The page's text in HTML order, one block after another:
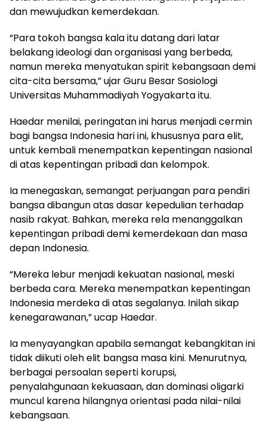
dan mewujudkan kemerdekaan.
“Para tokoh bangsa kala itu datang dari latar
belakang ideologi dan organisasi yang berbeda,
namun mereka menyatukan spirit kebangsaan demi
cita-cita bersama,” ujar Guru Besar Sosiologi
Universitas Muhammadiyah Yogyakarta itu.
Haedar menilai, peringatan ini harus menjadi cermin
bagi bangsa Indonesia hari ini, khususnya para elit,
untuk kembali menempatkan kepentingan nasional
di atas kepentingan pribadi dan kelompok.
Ia menegaskan, semangat perjuangan para pendiri
bangsa dibangun atas dasar kepedulian terhadap
nasib rakyat. Bahkan, mereka rela menanggalkan
kepentingan pribadi demi kemerdekaan dan masa
depan Indonesia.
“Mereka lebur menjadi kekuatan nasional, meski
berbeda cara. Mereka menempatkan kepentingan
Indonesia merdeka di atas segalanya. Inilah sikap
kenegarawanan,” ucap Haedar.
Ia menyayangkan apabila semangat kebangkitan ini
tidak diikuti oleh elit bangsa masa kini. Menurutnya,
berbagai persoalan seperti korupsi,
penyalahgunaan kekuasaan, dan dominasi oligarki
muncul karena hilangnya orientasi pada nilai-nilai
kebangsaan.